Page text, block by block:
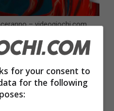
– videogiochi.com
Oscar, alcuni giochi si
premio di gioco
magari nellecategorie
a tipologie specifiche
for your consent to
for the following